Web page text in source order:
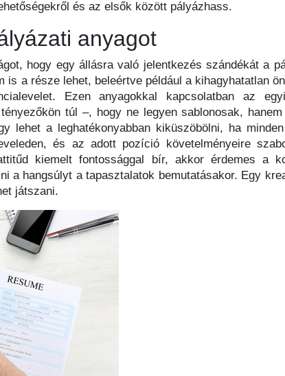
és az elsők között pályázhass.
anyagot
hogy egy állásra való jelentkezés szándékát a
is a része lehet, beleértve például a kihagyhatatlan
Ezen anyagokkal kapcsolatban az
túl –, hogy ne legyen sablonosak,
lehet a leghatékonyabban kiküszöbölni, ha
és az adott pozíció követelményeire
kiemelt fontossággal bír, akkor érdemes a
a hangsúlyt a tapasztalatok bemutatásakor. Egy
játszani.